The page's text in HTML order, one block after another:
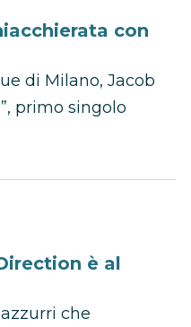
con
di Milano, Jacob
primo singolo
è al
che